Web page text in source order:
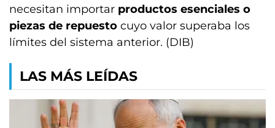
necesitan importar productos esenciales o
piezas de repuesto cuyo valor superaba los
límites del sistema anterior. (DIB)
LAS MÁS LEÍDAS